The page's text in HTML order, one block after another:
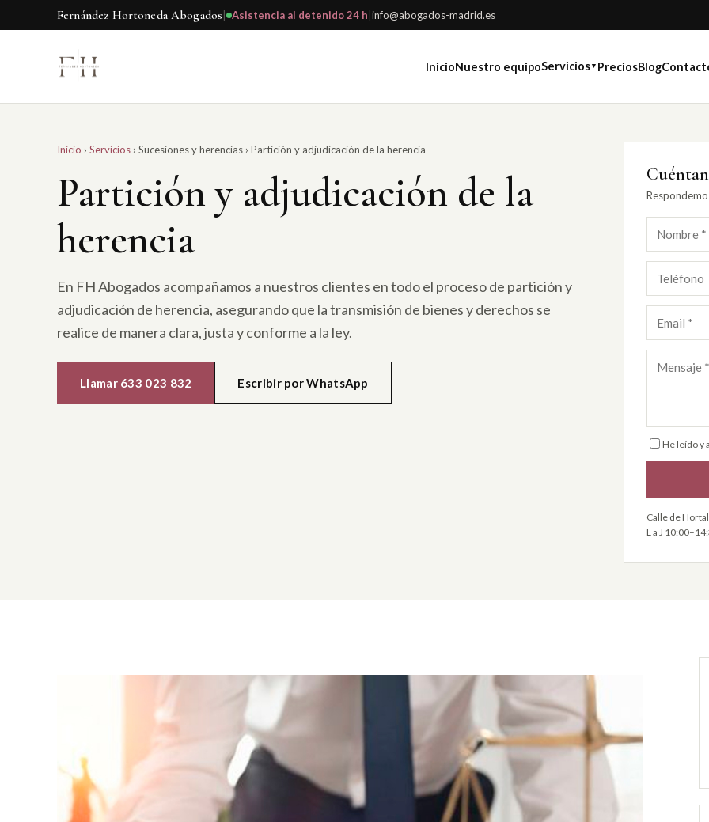
Fernández Hortoneda Abogados| Asistencia al detenido 24 h|info@abogados-madrid.es
InicioNuestro equipoServicios▼ PreciosBlog
Inicio › Servicios › Sucesiones y herencias › Partición y adjudicación de la herencia
Partición y adjudicación de la
herencia
En FH Abogados acompañamos a nuestros clientes en todo el proceso de partición y
adjudicación de herencia, asegurando que la transmisión de bienes y derechos se
realice de manera clara, justa y conforme a la ley.
Llamar 633 023 832 Escribir por WhatsApp
He leído y
Calle de
L a J